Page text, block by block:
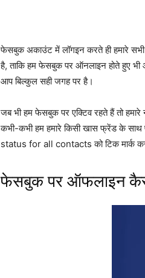
फेसबुक अकाउंट में लॉगइन करते ही हमारे
है, ताकि हम फेसबुक पर ऑनलाइन होते हुए
आप बिल्कुल सही जगह पर है।
जब भी हम फेसबुक पर एक्टिव रहते हैं तो
कभी-कभी हम हमारे किसी खास फ्रेंड के
status for all contacts को टिक
फेसबुक पर ऑफलाइन